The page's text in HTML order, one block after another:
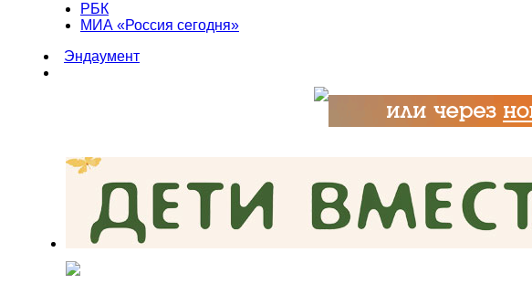
РБК
МИА «Россия сегодня»
Эндаумент